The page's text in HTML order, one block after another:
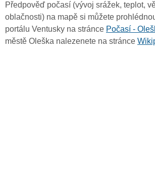
Předpověď počasí (vývoj srážek, teplot,
oblačnosti) na mapě si můžete
portálu Ventusky na stránce Počasí -
městě Oleška nalezenete na stránce